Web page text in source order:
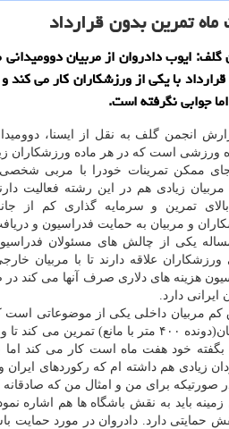
تمرین بدون قرارداد
گلف: ایوب دادروان از مربیان
با یكی از ورزشكاران كار می كند و
جوابی نگرفته است.
انجمن گلف به نقل از ایسنا،
ورزشی است که در هر ماده ورزشکاران
جای ممکن تمرینات خودرا با مربی
زیادی هم در این رشته فعالیت
تمرین و سرمایه گذاری کم از
و مربیان به حمایت فدراسیون و
یکی از چالش های مسئولان
علاقه دارند تا با مربیان
هزینه های دلاری صرف آنها می کند
ایرانی دارد.
مربیان داخلی یکی از موضوعاتی است
پیرجهان(دونده ۴۰۰ متر با
بگفته خود هفت ماه است کار می کند اما
زیادی هم داشته ام که رکوردهای
صورتیکه برای من و امثال من که
زمینه باید به نقش باشگاه ها هم اشاره
حمایتی دارد. دادروان در مورد حمایت